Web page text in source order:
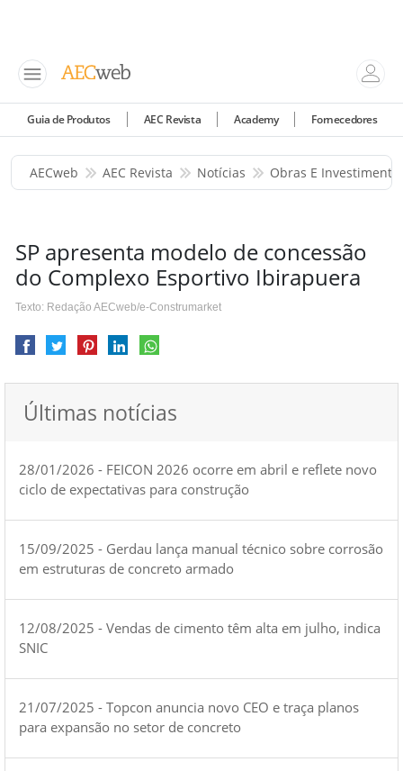
Guia de Produtos AEC Revista Academy Fornecedores
AECweb AEC Revista Notícias Obras E
SP apresenta modelo de concessão
do Complexo Esportivo Ibirapuera
Texto: Redação AECweb/e-Construmarket
Últimas notícias
28/01/2026 - FEICON 2026 ocorre em abril e reflete novo
ciclo de expectativas para construção
15/09/2025 - Gerdau lança manual técnico sobre corrosão
em estruturas de concreto armado
12/08/2025 - Vendas de cimento têm alta em julho, indica
SNIC
21/07/2025 - Topcon anuncia novo CEO e traça planos
para expansão no setor de concreto